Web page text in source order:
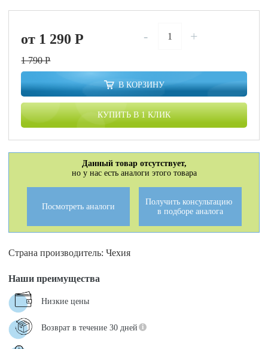
от 1 290P
1 790P
- +
В КОРЗИНУ
КУПИТЬ В 1 КЛИК
Данный товар отсутствует,
но у нас есть аналоги этого товара
Посмотреть аналоги
Получить консультацию
в подборе аналога
Страна производитель: Чехия
Наши преимущества
Низкие цены
Возврат в течение 30 дней